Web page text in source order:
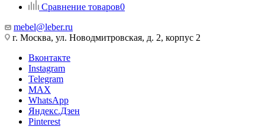
Сравнение товаров0
mebel@leber.ru
г. Москва, ул. Новодмитровская, д. 2, корпус 2
Вконтакте
Instagram
Telegram
MAX
WhatsApp
Яндекс.Дзен
Pinterest